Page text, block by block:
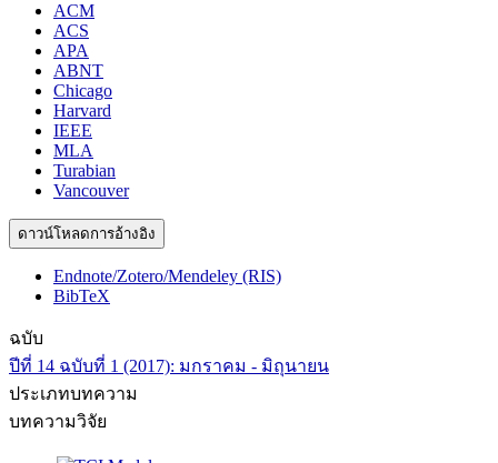
ACM
ACS
APA
ABNT
Chicago
Harvard
IEEE
MLA
Turabian
Vancouver
ดาวน์โหลดการอ้างอิง
Endnote/Zotero/Mendeley (RIS)
BibTeX
ฉบับ
ปีที่ 14 ฉบับที่ 1 (2017): มกราคม - มิถุนายน
ประเภทบทความ
บทความวิจัย